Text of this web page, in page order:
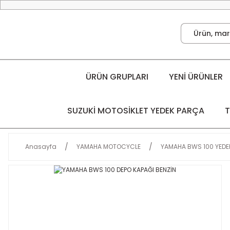
ÜRÜN GRUPLARI YENİ ÜRÜNLER
SUZUKİ MOTOSİKLET YEDEK PARÇA
Anasayfa YAMAHA MOTOCYCLE YAMAHA BWS 100